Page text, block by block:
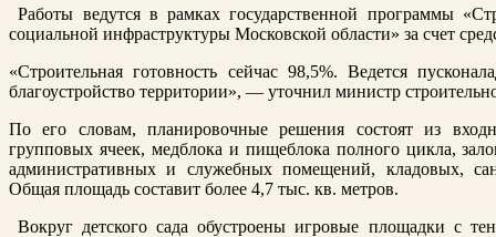
Работы ведутся в рамках государственной программы
социальной инфраструктуры Московской области» за счет
«Строительная готовность сейчас 98,5%. Ведется
благоустройство территории», — уточнил министр
По его словам, планировочные решения состоят из
групповых ячеек, медблока и пищеблока полного цикла,
административных и служебных помещений, кладовых,
Общая площадь составит более 4,7 тыс. кв. метров.
Вокруг детского сада обустроены игровые площадки с